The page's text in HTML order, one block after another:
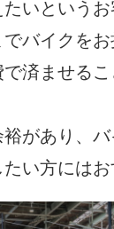
いという
バイクをお
済ませるこ
があり、
い方にはお